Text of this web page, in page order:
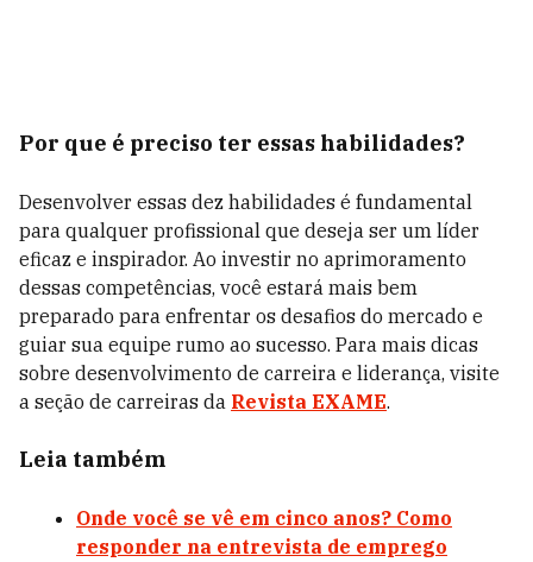
Por que é preciso ter essas habilidades?
Desenvolver essas dez habilidades é fundamental
para qualquer profissional que deseja ser um líder
eficaz e inspirador. Ao investir no aprimoramento
dessas competências, você estará mais bem
preparado para enfrentar os desafios do mercado e
guiar sua equipe rumo ao sucesso. Para mais dicas
sobre desenvolvimento de carreira e liderança, visite
a seção de carreiras da Revista EXAME.
Leia também
Onde você se vê em cinco anos? Como
responder na entrevista de emprego